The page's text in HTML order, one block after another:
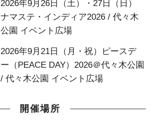
2026年9月26日（土）・27日（日）
ナマステ・インディア2026 / 代々木
公園 イベント広場
2026年9月21日（月・祝）ピースデ
ー（PEACE DAY）2026＠代々木公園
/ 代々木公園 イベント広場
開催場所